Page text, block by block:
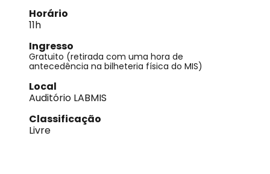
Horário
11h
Ingresso
Gratuito (retirada com uma hora de
antecedência na bilheteria física do MIS)
Local
Auditório LABMIS
Classificação
Livre